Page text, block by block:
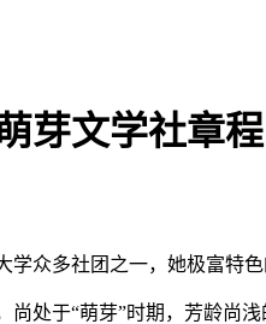
芽文学社章程
学众多社团之一，她极富特
尚处于“萌芽”时期，芳龄尚